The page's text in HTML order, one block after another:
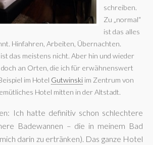
schreiben.
Zu „normal“
ist das alles
Hinfahren, Arbeiten, Übernachten.
das meistens nicht. Aber hin und wieder
doch an Orten, die ich für erwähnenswert
im Hotel Gutwinski im Zentrum von
Hotel mitten in der Altstadt.
Ich hatte definitiv schon schlechtere
Badewannen – die in meinem Bad
darin zu ertränken). Das ganze Hotel